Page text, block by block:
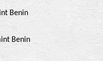
Benin
Benin